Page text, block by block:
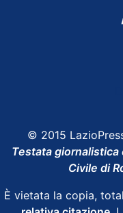
© 2015
Testata
Civile di
È vietata la copia,